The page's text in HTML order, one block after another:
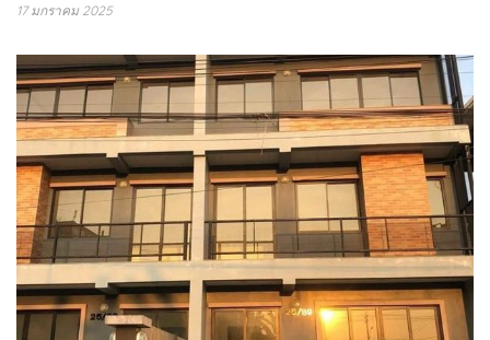
17 มกราคม 2025